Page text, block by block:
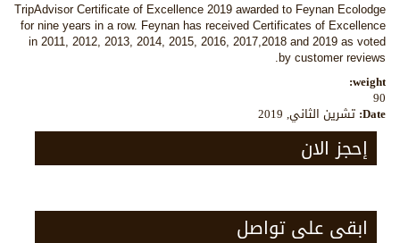
TripAdvisor Certificate of Excellence 2019 awarded to Feynan Ecolodge
for nine years in a row. Feynan has received Certificates of Excellence
in 2011, 2012, 2013, 2014, 2015,2016, 2017,2018 and 2019 as voted
by customer reviews.
weight:
90
Date: تشرين الثاني, 2019
إحجز الان
ابقى على تواصل